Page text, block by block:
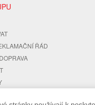
ŘÁD